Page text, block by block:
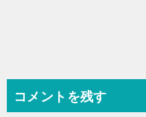
ビ
コメントを残す